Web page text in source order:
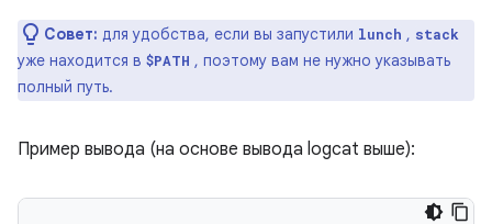
Совет: для удобства, если вы запустили lunch , stack
уже находится в $PATH , поэтому вам не нужно указывать
полный путь.
Пример вывода (на основе вывода logcat выше):